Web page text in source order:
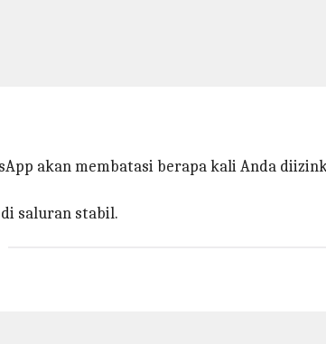
akan membatasi berapa kali Anda
saluran stabil.